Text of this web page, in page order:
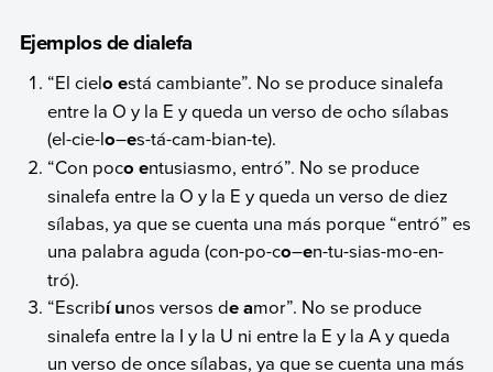
Ejemplos de dialefa
“El cielo está cambiante”. No se produce sinalefa
entre la O y la E y queda un verso de ocho sílabas
(el-cie-lo–es-tá-cam-bian-te).
“Con poco entusiasmo, entró”. No se produce
sinalefa entre la O y la E y queda un verso de diez
sílabas, ya que se cuenta una más porque “entró” es
una palabra aguda (con-po-co–en-tu-sias-mo-en-
tró).
“Escribí unos versos de amor”. No se produce
sinalefa entre la I y la U ni entre la E y la A y queda
un verso de once sílabas, ya que se cuenta una más